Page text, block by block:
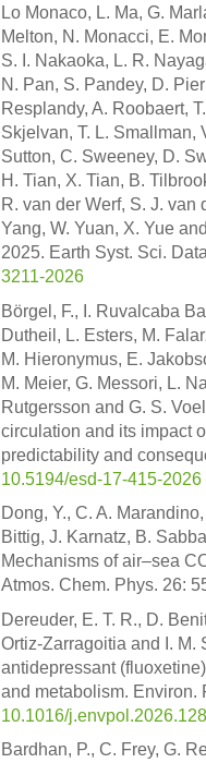
Lo Monaco, L. Ma, G.
Melton, N. Monacci, E.
S. I. Nakaoka, L. R.
N. Pan, S. Pandey, D.
Resplandy, A. Roobaert,
Skjelvan, T. L. Smallman,
Sutton, C. Sweeney, D.
H. Tian, X. Tian, B.
R. van der Werf, S. J. van
Yang, W. Yuan, X. Yue
2025. Earth Syst. Sci.
3211-2026
Börgel, F., I. Ruvalcaba
Dutheil, L. Esters, M.
M. Hieronymus, E.
M. Meier, G. Messori, L.
Rutgersson and G. S.
circulation and its impact
predictability and
10.5194/esd-17-415-2026
Dong, Y., C. A.
Bittig, J. Karnatz, B.
Mechanisms of air–sea
Atmos. Chem. Phys. 26:
Dereuder, E. T. R., D.
Ortiz-Zarragoitia and I. M.
antidepressant
and metabolism. Environ.
10.1016/
Bardhan, P., C. Frey, G.